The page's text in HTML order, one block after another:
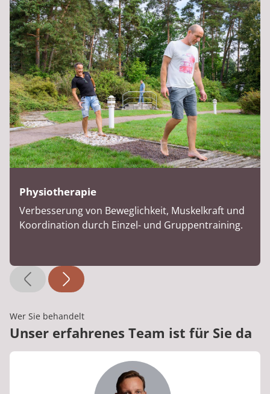
Physiotherapie
Verbesserung von Beweglichkeit, Muskelkraft und
Koordination durch Einzel- und Gruppentraining.
Wer Sie behandelt
Unser erfahrenes Team ist für Sie da